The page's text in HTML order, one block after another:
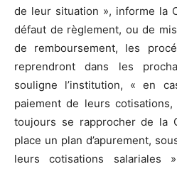
de leur situation », informe la
défaut de règlement, ou de
de remboursement, les
reprendront dans les
souligne l’institution, « en
paiement de leurs
toujours se rapprocher de la
place un plan d’apurement,
leurs cotisations